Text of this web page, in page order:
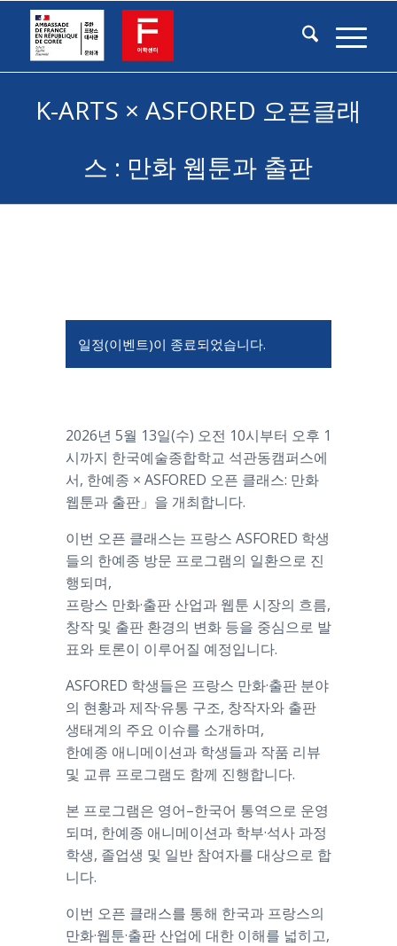
K-ARTS × ASFORED 오픈클래
스 : 만화 웹툰과 출판
일정(이벤트)이 종료되었습니다.
2026년 5월 13일(수) 오전 10시부터 오후 1
시까지 한국예술종합학교 석관동캠퍼스에
서, 한예종 × ASFORED 오픈 클래스: 만화
웹툰과 출판」을 개최합니다.
이번 오픈 클래스는 프랑스 ASFORED 학생
들의 한예종 방문 프로그램의 일환으로 진
행되며,
프랑스 만화·출판 산업과 웹툰 시장의 흐름,
창작 및 출판 환경의 변화 등을 중심으로 발
표와 토론이 이루어질 예정입니다.
ASFORED 학생들은 프랑스 만화·출판 분야
의 현황과 제작·유통 구조, 창작자와 출판
생태계의 주요 이슈를 소개하며,
한예종 애니메이션과 학생들과 작품 리뷰
및 교류 프로그램도 함께 진행합니다.
본 프로그램은 영어–한국어 통역으로 운영
되며, 한예종 애니메이션과 학부·석사 과정
학생, 졸업생 및 일반 참여자를 대상으로 합
니다.
이번 오픈 클래스를 통해 한국과 프랑스의
만화·웹툰·출판 산업에 대한 이해를 넓히고,